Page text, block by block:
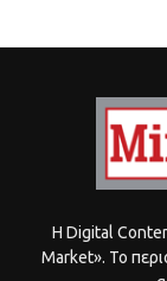
Η Digital
Market». Το